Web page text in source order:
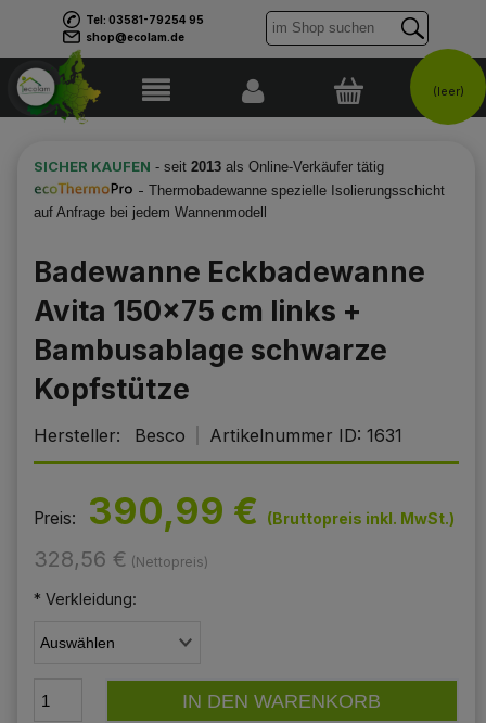
Tel: 03581-79254 95
shop@ecolam.de
(leer)
SICHER KAUFEN - seit 2013als Online-Verkäufer tätig
- Thermobadewanne spezielle Isolierungsschicht
auf Anfrage bei jedem Wannenmodell
Badewanne Eckbadewanne
Avita 150x75 cm links +
Bambusablage schwarze
Kopfstütze
Hersteller: Besco Artikelnummer ID: 1631
Preis: 390,99 € (Bruttopreis inkl. MwSt.)
328,56 € (Nettopreis)
* Verkleidung:
IN DEN WARENKORB